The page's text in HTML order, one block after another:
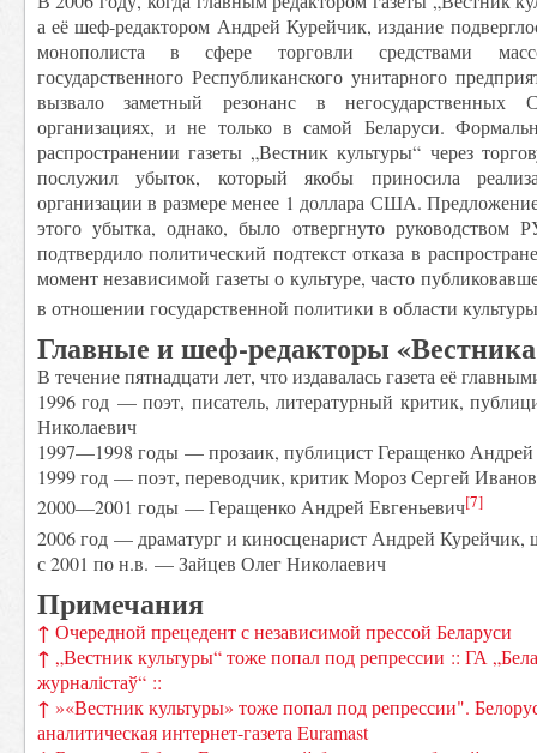
а её шеф-редактором Андрей Курейчик, издание
монополиста в сфере торговли средствами
государственного Республиканского унитарного
вызвало заметный резонанс в
организациях, и не только в самой Беларуси.
распространении газеты „Вестник культуры“ через
послужил убыток, который якобы приносила
организации в размере менее 1 доллара США.
этого убытка, однако, было отвергнуто руководством
подтвердило политический подтекст отказа в
момент независимой газеты о культуре, часто
в отношении государственной политики в области культуры
Главные и шеф-редакторы
В течение пятнадцати лет, что издавалась газета её
1996 год — поэт, писатель, литературный критик,
Николаевич
1997—1998 годы — прозаик, публицист Геращенко Андрей
1999 год — поэт, переводчик, критик Мороз Сергей
2000—2001 годы — Геращенко Андрей Евгеньевич[7]
2006 год — драматург и киносценарист Андрей Курейчик,
с 2001 по н.в. — Зайцев Олег Николаевич
Примечания
↑ Очередной прецедент с независимой прессой Беларуси
↑ „Вестник культуры“ тоже попал под репрессии :: ГА
журналістаў“ ::
↑ »«Вестник культуры» тоже попал под репрессии".
аналитическая интернет-газета Euramast